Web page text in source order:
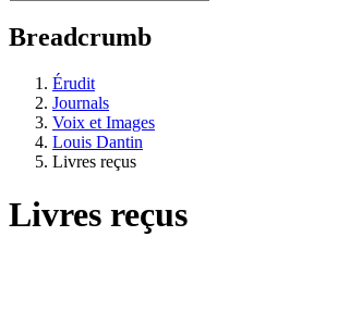
Breadcrumb
Érudit
Journals
Voix et Images
Louis Dantin
Livres reçus
Livres reçus